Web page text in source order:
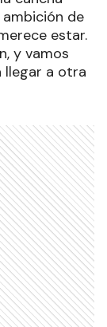
de
estar.
y vamos
llegar a otra